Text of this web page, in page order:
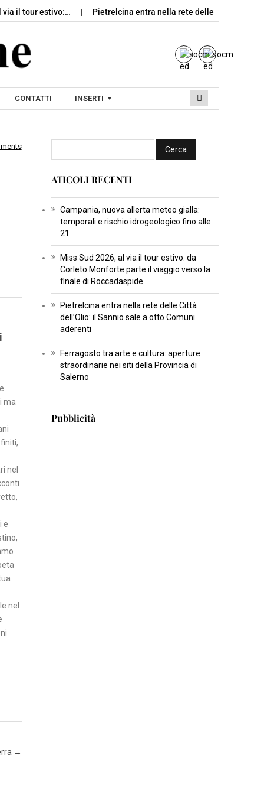
via il tour estivo:… Pietrelcina entra nella rete delle Città
CONTATTI INSERTI
S
R
T
C
U
L
T
U
R
I
N
E
ma
nel
e
nel
→
ATICOLI RECENTI
Campania, nuova allerta meteo gialla:
temporali e rischio idrogeologico fino alle
21
Miss Sud 2026, al via il tour estivo: da
Corleto Monforte parte il viaggio verso la
finale di Roccadaspide
Pietrelcina entra nella rete delle Città
dell’Olio: il Sannio sale a otto Comuni
aderenti
Ferragosto tra arte e cultura: aperture
straordinarie nei siti della Provincia di
Salerno
Pubblicità